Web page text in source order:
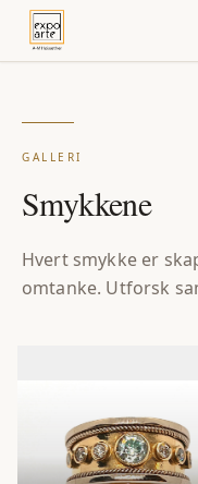
GALLERI
Smykkene
Hvert smykke er
omtanke. Utforsk